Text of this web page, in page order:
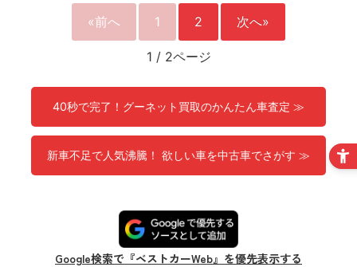
«前へ 1 2 次へ»
1 / 2ページ
40秒で完了！グーネット買取のかんたん車査定 ≫
新車不足で人気沸騰！ 欲しい車を中古車でさがす ≫
Google検索で『ベストカーWeb』を優先表示する